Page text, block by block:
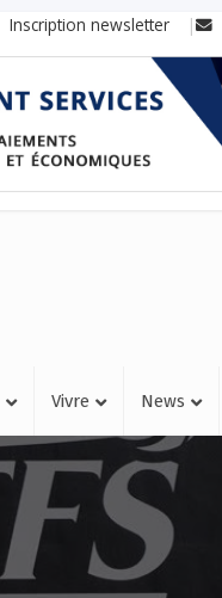
Inscription newsletter
Vivre News